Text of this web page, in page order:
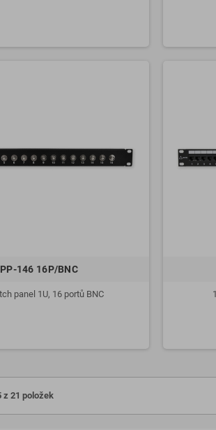
PP-146 16P/BNC
panel 1U, 16 portů BNC
z 21 položek